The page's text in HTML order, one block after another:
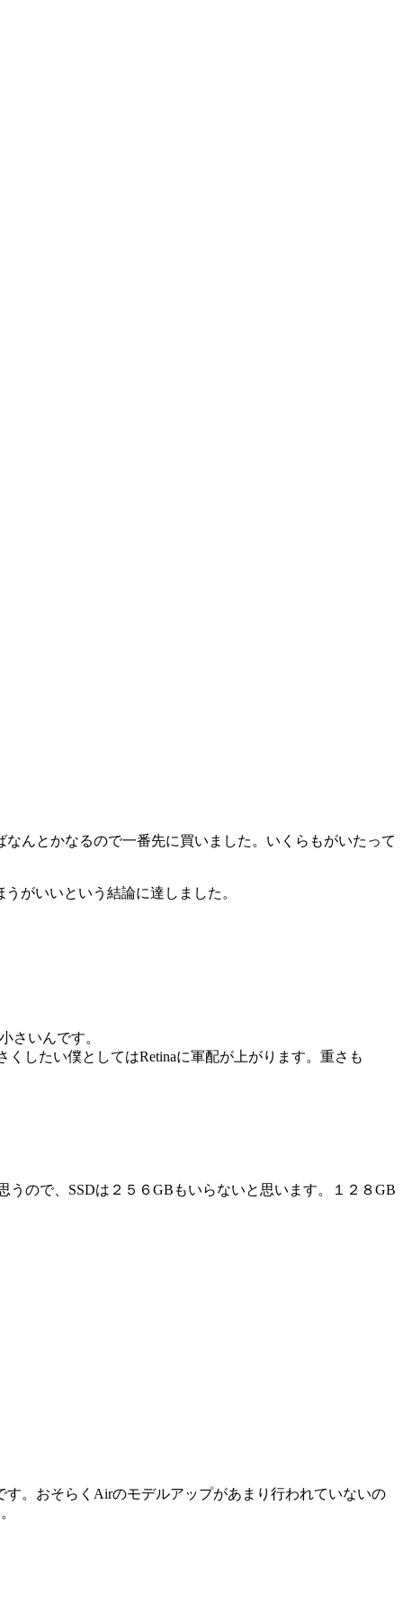
んとかなるので一番先に買いました。いくらもがいたって
がいいという結論に達しました。
さいんです。
したい僕としてはRetinaに軍配が上がります。重さも
ので、SSDは２５６GBもいらないと思います。１２８GB
す。おそらくAirのモデルアップがあまり行われていないの